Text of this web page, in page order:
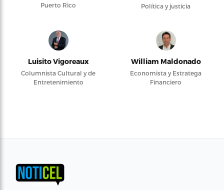
Puerto Rico
Política y justicia
Luisito Vigoreaux
Columnista Cultural y de
Entretenimiento
William Maldonado
Economista y Estratega
Financiero